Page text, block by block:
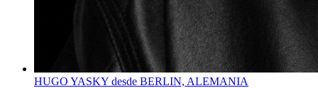
HUGO YASKY desde BERLIN, ALEMANIA